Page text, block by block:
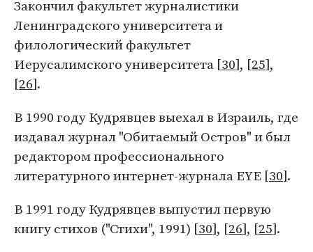
Закончил факультет журналистики
Ленинградского университета и
филологический факультет
Иерусалимского университета [30], [25],
[26].
В 1990 году Кудрявцев выехал в Израиль, где
издавал журнал "Обитаемый Остров" и был
редактором профессионального
литературного интернет-журнала EYЕ [30].
В 1991 году Кудрявцев выпустил первую
книгу стихов ("Стихи", 1991) [30], [26], [25].